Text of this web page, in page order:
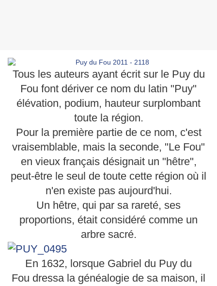
Tous les auteurs ayant écrit sur le Puy du
Fou font dériver ce nom du latin "Puy"
élévation, podium, hauteur surplombant
toute la région.
Pour la première partie de ce nom, c'est
vraisemblable, mais la seconde, "Le Fou"
en vieux français désignait un "hêtre",
peut-être le seul de toute cette région où il
n'en existe pas aujourd'hui.
Un hêtre, qui par sa rareté, ses
proportions, était considéré comme un
arbre sacré.
En 1632, lorsque Gabriel du Puy du
Fou dressa la généalogie de sa maison, il